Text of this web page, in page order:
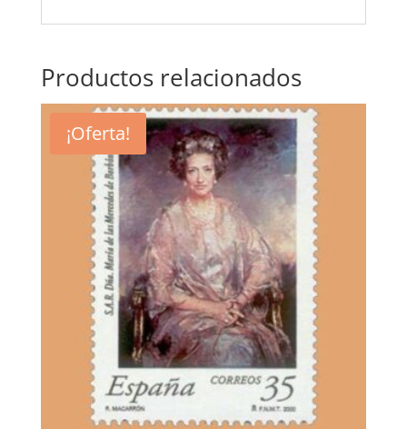
Productos relacionados
¡Oferta!